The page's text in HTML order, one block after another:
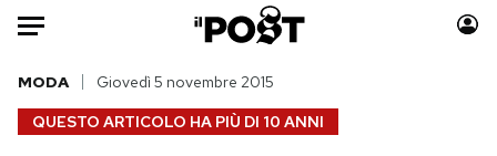
Auto
HOME
QUESTO ARTICOLO HA PIÙ DI 10 ANNI
MODA Giovedì 5 novembre 2015